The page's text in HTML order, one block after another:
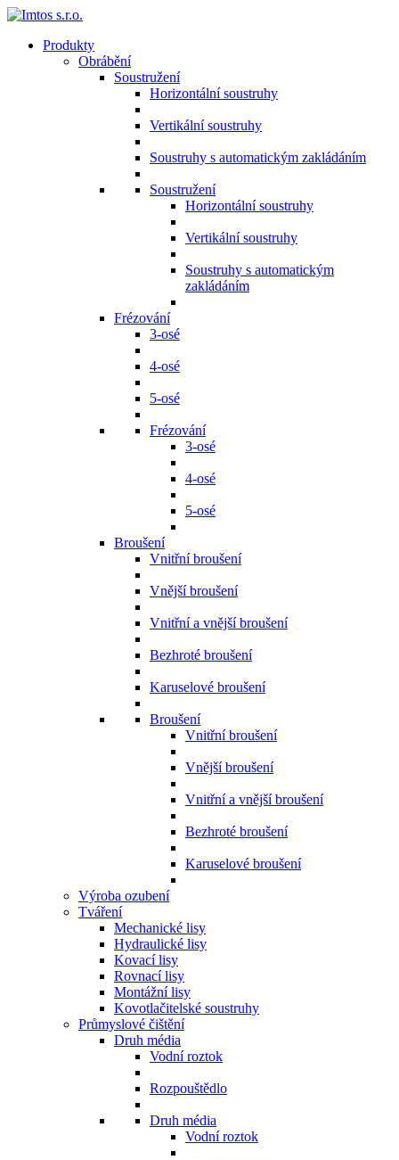
Produkty
Obrábění
Soustružení
Horizontální soustruhy
Vertikální soustruhy
Soustruhy s automatickým zakládáním
Soustružení
Horizontální soustruhy
Vertikální soustruhy
Soustruhy s automatickým
zakládáním
Frézování
3-osé
4-osé
5-osé
Frézování
3-osé
4-osé
5-osé
Broušení
Vnitřní broušení
Vnější broušení
Vnitřní a vnější broušení
Bezhroté broušení
Karuselové broušení
Broušení
Vnitřní broušení
Vnější broušení
Vnitřní a vnější broušení
Bezhroté broušení
Karuselové broušení
Výroba ozubení
Tváření
Mechanické lisy
Hydraulické lisy
Kovací lisy
Rovnací lisy
Montážní lisy
Kovotlačitelské soustruhy
Průmyslové čištění
Druh média
Vodní roztok
Rozpouštědlo
Druh média
Vodní roztok